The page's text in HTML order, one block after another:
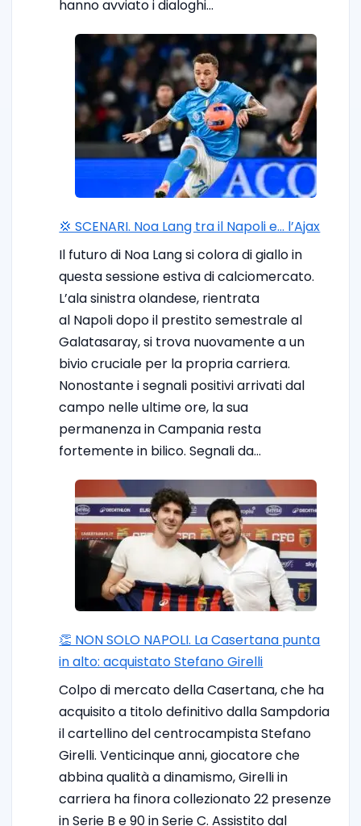
hanno avviato i dialoghi…
💢 SCENARI. Noa Lang tra il Napoli e… l’Ajax
Il futuro di Noa Lang si colora di giallo in
questa sessione estiva di calciomercato.
L’ala sinistra olandese, rientrata
al Napoli dopo il prestito semestrale al
Galatasaray, si trova nuovamente a un
bivio cruciale per la propria carriera.
Nonostante i segnali positivi arrivati dal
campo nelle ultime ore, la sua
permanenza in Campania resta
fortemente in bilico. Segnali da…
👏 NON SOLO NAPOLI. La Casertana punta
in alto: acquistato Stefano Girelli
Colpo di mercato della Casertana, che ha
acquisito a titolo definitivo dalla Sampdoria
il cartellino del centrocampista Stefano
Girelli. Venticinque anni, giocatore che
abbina qualità a dinamismo, Girelli in
carriera ha finora collezionato 22 presenze
in Serie B e 90 in Serie C. Assistito dal